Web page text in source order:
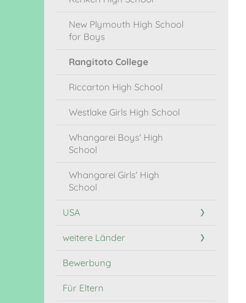
New Plymouth High School
for Boys
Rangitoto College
Riccarton High School
Westlake Girls High School
Whangarei Boys' High
School
Whangarei Girls' High
School
USA
weitere Länder
Bewerbung
Für Eltern